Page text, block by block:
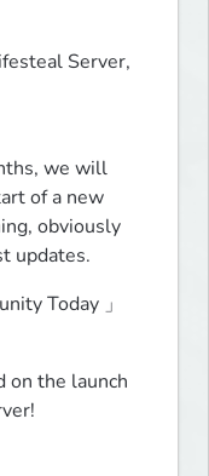
of a new
obviously
updates.
Today 」
on the launch